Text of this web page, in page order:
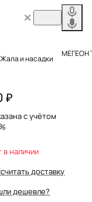
Жала и насадки МЕГЕОН
₽
с учётом
в наличии
доставку
дешевле?